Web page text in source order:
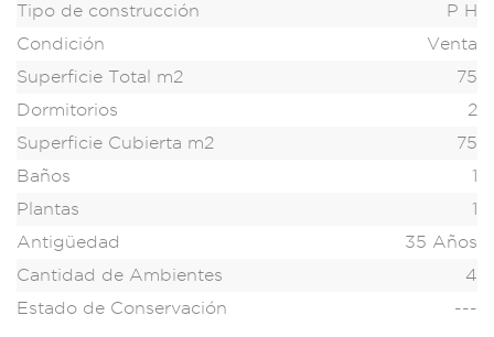
Tipo de construcción
P H
Condición
Venta
Superficie Total m2
75
Dormitorios
2
Superficie Cubierta m2
75
Baños
1
Plantas
1
Antigüedad
35 Años
Cantidad de Ambientes
4
Estado de Conservación
---